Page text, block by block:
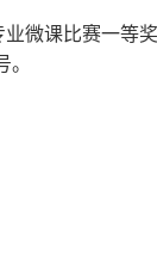
微课比赛一等
。